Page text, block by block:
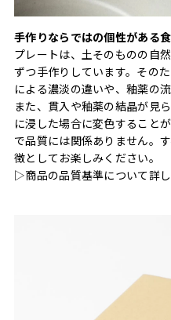
手作りならではの個性がある
プレートは、土そのものの自
ずつ手作りしています。その
による濃淡の違いや、釉薬の
また、貫入や釉薬の結晶が見
に浸した場合に変色すること
で品質には関係ありません。
徴としてお楽しみください。
▷商品の品質基準について詳